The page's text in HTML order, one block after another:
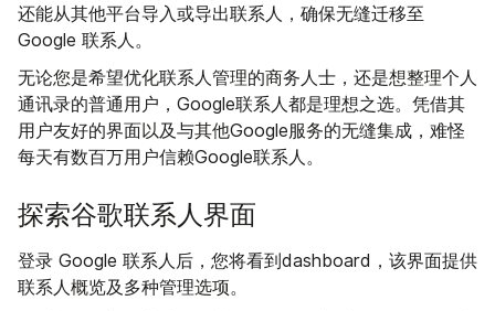
还能从其他平台导入或导出联系人，确保无缝迁移至
Google 联系人。
无论您是希望优化联系人管理的商务人士，还是想整理个人
通讯录的普通用户，Google联系人都是理想之选。凭借其
用户友好的界面以及与其他Google服务的无缝集成，难怪
每天有数百万用户信赖Google联系人。
探索谷歌联系人界面
登录 Google 联系人后，您将看到dashboard，该界面提供
联系人概览及多种管理选项。